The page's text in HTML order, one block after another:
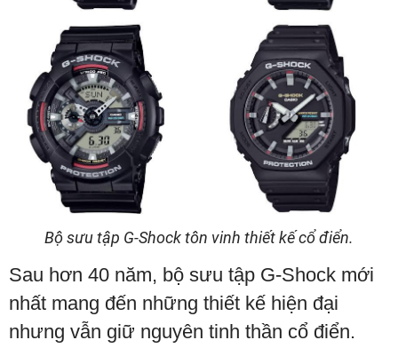
Bộ sưu tập G-Shock tôn vinh thiết kế cổ điển.
Sau hơn 40 năm, bộ sưu tập G-Shock mới
nhất mang đến những thiết kế hiện đại
nhưng vẫn giữ nguyên tinh thần cổ điển.